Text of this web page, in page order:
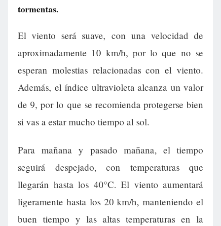
tormentas.
El viento será suave, con una velocidad de
aproximadamente 10 km/h, por lo que no se
esperan molestias relacionadas con el viento.
Además, el índice ultravioleta alcanza un valor
de 9, por lo que se recomienda protegerse bien
si vas a estar mucho tiempo al sol.
Para mañana y pasado mañana, el tiempo
seguirá despejado, con temperaturas que
llegarán hasta los 40°C. El viento aumentará
ligeramente hasta los 20 km/h, manteniendo el
buen tiempo y las altas temperaturas en la